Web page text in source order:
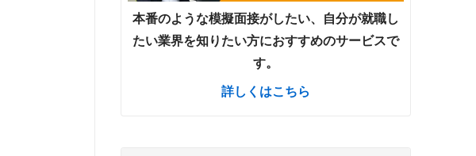
本番のような模擬面接がしたい、自分が就職し
たい業界を知りたい方におすすめのサービスで
す。
詳しくはこちら